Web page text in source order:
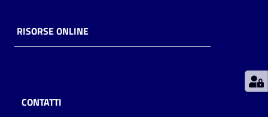
storico
per
RISORSE ONLINE
CONTATTI